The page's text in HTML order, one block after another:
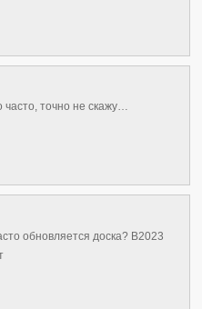
часто, точно не скажу…
обновляется доска? В2023